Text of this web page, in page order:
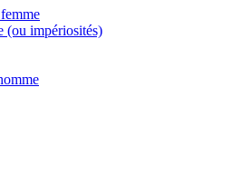
(ou impériosités)